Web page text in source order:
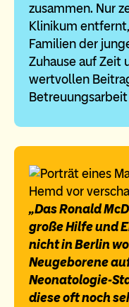
zusammen. Nur
Klinikum
Familien der
Zuhause auf Zeit
wertvollen
Betreuungsarbeit
„Das Ronald
große Hilfe und
nicht in Berlin
Neugeborene
Neonatologie-
diese oft noch